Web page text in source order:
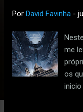
Por David Favinha -
me
os
inicio